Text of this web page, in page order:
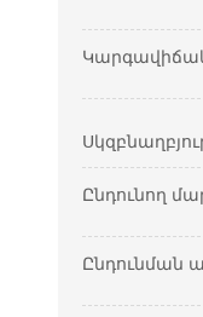
Ընդունող
Ընդունման